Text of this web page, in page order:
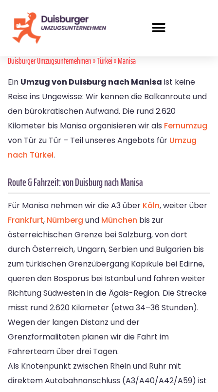
Duisburger Umzugsunternehmen»Türkei» Manisa
Ein Umzug von Duisburg nach Manisa ist keine
Reise ins Ungewisse: Wir kennen die Balkanroute und
den bürokratischen Aufwand. Die rund 2.620
Kilometer bis Manisa organisieren wir als Fernumzug
von Tür zu Tür – Teil unseres Angebots für Umzug
nach Türkei.
Route & Fahrzeit: von Duisburg nach Manisa
Für Manisa nehmen wir die A3 über Köln, weiter über
Frankfurt, Nürnberg und München bis zur
österreichischen Grenze bei Salzburg, von dort
durch Österreich, Ungarn, Serbien und Bulgarien bis
zum türkischen Grenzübergang Kapıkule bei Edirne,
queren den Bosporus bei Istanbul und fahren weiter
Richtung Südwesten in die Ägäis-Region. Die Strecke
misst rund 2.620 Kilometer (etwa 34–36 Stunden).
Wegen der langen Distanz und der
Grenzformalitäten planen wir die Fahrt im
Fahrerteam über drei Tagen.
Als Knotenpunkt zwischen Rhein und Ruhr mit
direktem Autobahnanschluss (A3/A40/A42/A59) ist